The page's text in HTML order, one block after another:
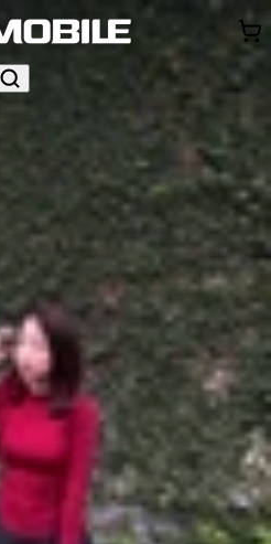
So Sánh Tư vấn
Khuyến
- Game Thông báo
Khách
Vivo X200s ra
pin lớn, chip
14.9 triệu đồng